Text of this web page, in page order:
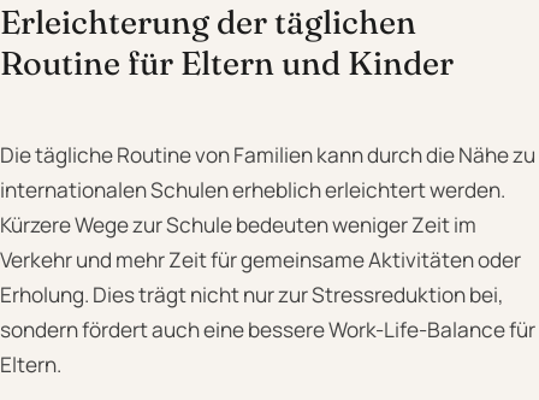
Erleichterung der täglichen
Routine für Eltern und Kinder
Die tägliche Routine von Familien kann durch die Nähe zu
internationalen Schulen erheblich erleichtert werden.
Kürzere Wege zur Schule bedeuten weniger Zeit im
Verkehr und mehr Zeit für gemeinsame Aktivitäten oder
Erholung. Dies trägt nicht nur zur Stressreduktion bei,
sondern fördert auch eine bessere Work-Life-Balance für
Eltern.